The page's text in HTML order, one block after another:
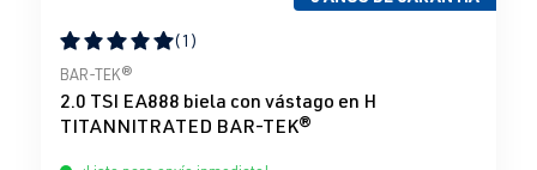
Calificación promedio de 5 de 5 estrellas
(1)
BAR-TEK®
2.0 TSI EA888 biela con vástago en H
TITANNITRATED BAR-TEK®